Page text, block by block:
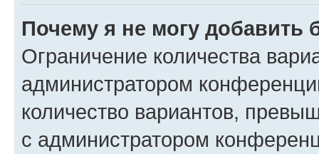
Почему я не могу добавить
Ограничение количества
администратором
количество вариантов,
с администратором